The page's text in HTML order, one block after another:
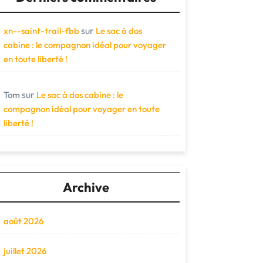
xn--saint-trail-fbbsur Le sac à dos
cabine : le compagnon idéal pour voyager
en toute liberté !
Tom sur Le sac à dos cabine : le
compagnon idéal pour voyager en toute
liberté !
Archive
août 2026
juillet 2026